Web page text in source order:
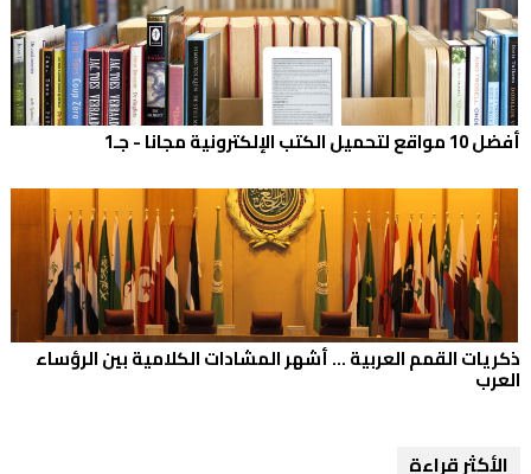
أفضل 10 مواقع لتحميل الكتب الإلكترونية مجانا - جـ1
ذكريات القمم العربية ... أشهر المشادات الكلامية بين الرؤساء
العرب
الأكثر قراءة